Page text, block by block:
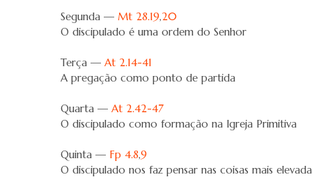
Segunda — Mt 28.19,20
O discipulado é uma ordem do Senhor
Terça — At 2.14-41
A pregação como ponto de partida
Quarta — At 2.42-47
O discipulado como formação na Igreja Primitiva
Quinta — Fp 4.8,9
O discipulado nos faz pensar nas coisas mais